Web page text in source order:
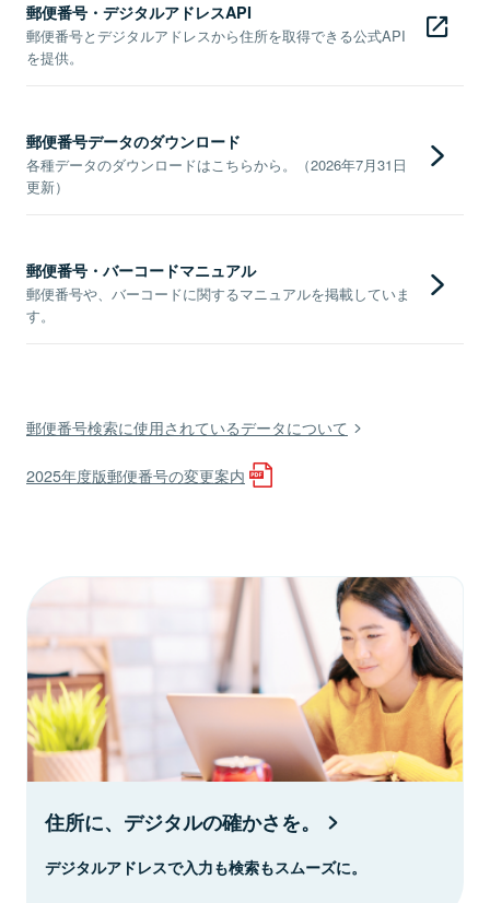
郵便番号・デジタルアドレスAPI
郵便番号とデジタルアドレスから住所を取得できる公式API
を提供。
郵便番号データのダウンロード
各種データのダウンロードはこちらから。（2026年7月31日
更新）
郵便番号・バーコードマニュアル
郵便番号や、バーコードに関するマニュアルを掲載していま
す。
郵便番号検索に使用されているデータについて
2025年度版郵便番号の変更案内
住所に、デジタルの確かさを。
デジタルアドレスで入力も検索もスムーズに。